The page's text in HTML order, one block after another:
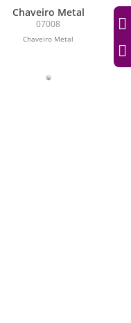
Chaveiro Metal
07008
Chaveiro Metal